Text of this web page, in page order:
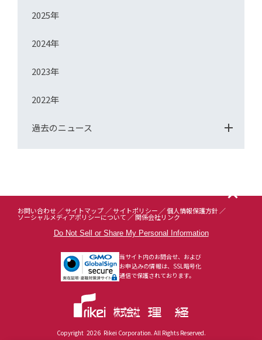
2025年
2024年
2023年
2022年
過去のニュース
お問い合わせ サイトマップ サイトポリシー 個人情報保護方針
ソーシャルメディアポリシーについて 関係会社リンク
Do Not Sell or Share My Personal Information
当サイト内のお問合せ、および
お申込みの情報は、SSL暗号化
通信で保護されております。
Copyright 2026 Rikei Corporation. All Rights Reserved.